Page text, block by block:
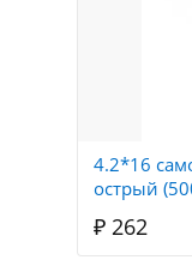
4.2*16
острый
₽ 262